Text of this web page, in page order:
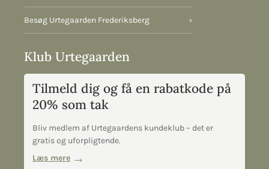
Besøg Urtegaarden Frederiksberg ›
Klub Urtegaarden
Tilmeld dig og få en rabatkode på
20% som tak
Bliv medlem af Urtegaardens kundeklub – det er
gratis og uforpligtende.
Læs mere